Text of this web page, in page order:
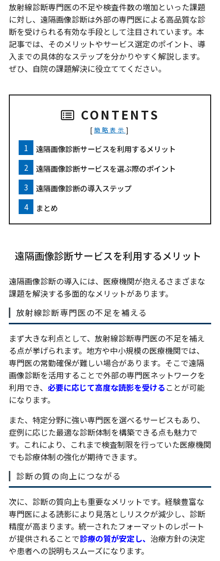
放射線診断専門医の不足や検査件数の増加といった課題
に対し、遠隔画像診断は外部の専門医による高品質な診
断を受けられる有効な手段として注目されています。本
記事では、そのメリットやサービス選定のポイント、導
入までの具体的なステップを分かりやすく解説します。
ぜひ、自院の課題解決に役立ててください。
CONTENTS
[ 簡略表示 ]
遠隔画像診断サービスを利用するメリット
遠隔画像診断サービスを選ぶ際のポイント
遠隔画像診断の導入ステップ
まとめ
遠隔画像診断サービスを利用するメリット
遠隔画像診断の導入には、医療機関が抱えるさまざまな
課題を解決する多面的なメリットがあります。
放射線診断専門医の不足を補える
まず大きな利点として、放射線診断専門医の不足を補え
る点が挙げられます。地方や中小規模の医療機関では、
専門医の常勤確保が難しい場合があります。そこで遠隔
画像診断を活用することで外部の専門医ネットワークを
利用でき、 必要に応じて高度な読影を受ける ことが可能
になります。
また、特定分野に強い専門医を選べるサービスもあり、
症例に応じた最適な診断体制を構築できる点も魅力で
す。これにより、これまで検査制限を行っていた医療機関
でも診療体制の強化が期待できます。
診断の質の向上につながる
次に、診断の質向上も重要なメリットです。経験豊富な
専門医による読影により見落としリスクが減少し、診断
精度が高まります。統一されたフォーマットのレポート
が提供されることで診療の質が安定し、 治療方針の決定
や患者への説明もスムーズになります。